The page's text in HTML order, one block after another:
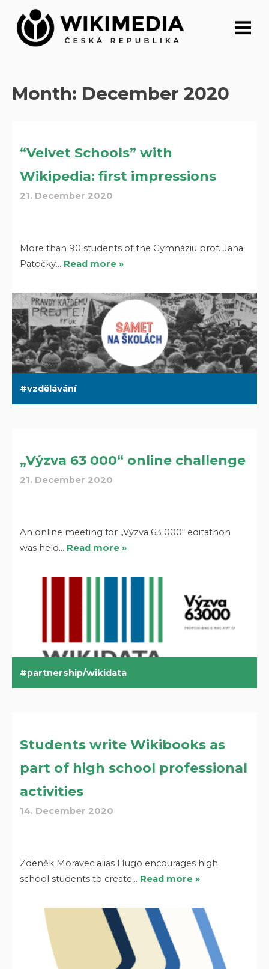
content
Month: December 2020
“Velvet Schools” with
Wikipedia: first impressions
21. December 2020
More than 90 students of the Gymnáziu prof. Jana
Patočky… Read more »
vzdělávání
„Výzva 63 000“ online challenge
21. December 2020
An online meeting for „Výzva 63 000“ editathon
was held… Read more »
partnership/wikidata
Students write Wikibooks as
part of high school professional
activities
14. December 2020
Zdeněk Moravec alias Hugo encourages high
school students to create… Read more »